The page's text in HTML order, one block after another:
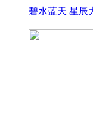
碧水蓝天 星辰